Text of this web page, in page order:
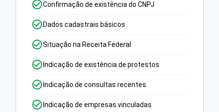
Confirmação de existência do CNPJ
Dados cadastrais básicos
Situação na Receita Federal
Indicação de existência de protestos
Indicação de consultas recentes
Indicação de empresas vinculadas